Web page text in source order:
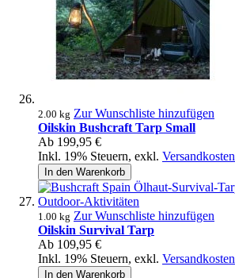
2.00 kg Zur Wunschliste hinzufügen
Oilskin Bushcraft Tarp Small
Ab 199,95 €
Inkl. 19% Steuern, exkl. Versandkosten
In den Warenkorb
1.00 kg Zur Wunschliste hinzufügen
Oilskin Survival Tarp
Ab 109,95 €
Inkl. 19% Steuern, exkl. Versandkosten
In den Warenkorb